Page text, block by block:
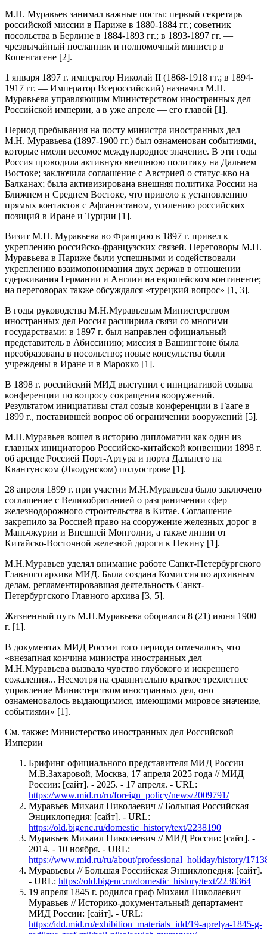
М.Н. Муравьев занимал важные посты: первый секретарь
российской миссии в Париже в 1880-1884 гг.; советник
посольства в Берлине в 1884-1893 гг.; в 1893-1897 гг. —
чрезвычайный посланник и полномочный министр в
Копенгагене [2].
1 января 1897 г. император Николай II (1868-1918 гг.; в 1894-
1917 гг. — Император Всероссийский) назначил М.Н.
Муравьева управляющим Министерством иностранных дел
Российской империи, а в уже апреле — его главой [1].
Период пребывания на посту министра иностранных дел
М.Н. Муравьева (1897-1900 гг.) был ознаменован событиями,
которые имели весомое международное значение. В эти годы
Россия проводила активную внешнюю политику на Дальнем
Востоке; заключила соглашение с Австрией о статус-кво на
Балканах; была активизирована внешняя политика России на
Ближнем и Среднем Востоке, что привело к установлению
прямых контактов с Афганистаном, усилению российских
позиций в Иране и Турции [1].
Визит М.Н. Муравьева во Францию в 1897 г. привел к
укреплению российско-французских связей. Переговоры М.Н.
Муравьева в Париже были успешными и содействовали
укреплению взаимопонимания двух держав в отношении
сдерживания Германии и Англии на европейском континенте;
на переговорах также обсуждался «турецкий вопрос» [1, 3].
В годы руководства М.Н.Муравьевым Министерством
иностранных дел Россия расширила связи со многими
государствами: в 1897 г. был направлен официальный
представитель в Абиссинию; миссия в Вашингтоне была
преобразована в посольство; новые консульства были
учреждены в Иране и в Марокко [1].
В 1898 г. российский МИД выступил с инициативой созыва
конференции по вопросу сокращения вооружений.
Результатом инициативы стал созыв конференции в Гааге в
1899 г., поставившей вопрос об ограничении вооружений [5].
М.Н.Муравьев вошел в историю дипломатии как один из
главных инициаторов Российско-китайской конвенции 1898 г.
об аренде Россией Порт-Артура и порта Дальнего на
Квантунском (Ляодунском) полуострове [1].
28 апреля 1899 г. при участии М.Н.Муравьева было заключено
соглашение с Великобританией о разграничении сфер
железнодорожного строительства в Китае. Соглашение
закрепило за Россией право на сооружение железных дорог в
Маньчжурии и Внешней Монголии, а также линии от
Китайско-Восточной железной дороги к Пекину [1].
М.Н.Муравьев уделял внимание работе Санкт-Петербургского
Главного архива МИД. Была создана Комиссия по архивным
делам, регламентировавшая деятельность Санкт-
Петербургского Главного архива [3, 5].
Жизненный путь М.Н.Муравьева оборвался 8 (21) июня 1900
г. [1].
В документах МИД России того периода отмечалось, что
«внезапная кончина министра иностранных дел
М.Н.Муравьева вызвала чувство глубокого и искреннего
сожаления... Несмотря на сравнительно краткое трехлетнее
управление Министерством иностранных дел, оно
ознаменовалось выдающимися, имеющими мировое значение,
событиями» [1].
См. также: Министерство иностранных дел Российской
Империи
Брифинг официального представителя МИД России
М.В.Захаровой, Москва, 17 апреля 2025 года // МИД
России: [сайт]. - 2025. - 17 апреля. - URL:
https://www.mid.ru/ru/foreign_policy/news/2009791/
Муравьев Михаил Николаевич // Большая Российская
Энциклопедия: [сайт]. - URL:
https://old.bigenc.ru/domestic_history/text/2238190
Муравьев Михаил Николаевич // МИД России: [сайт]. -
2014. - 10 ноября. - URL:
https://www.mid.ru/ru/about/professional_holiday/history/
Муравьевы // Большая Российская Энциклопедия: [сайт].
- URL: https://old.bigenc.ru/domestic_history/text/2238364
19 апреля 1845 г. родился граф Михаил Николаевич
Муравьев // Историко-документальный департамент
МИД России: [сайт]. - URL:
https://idd.mid.ru/exhibition_materials_idd/19-aprelya-1845-g-